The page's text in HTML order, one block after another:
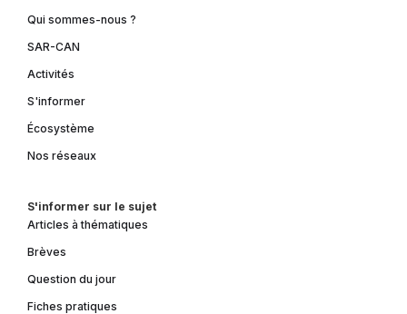
Qui sommes-nous ?
SAR-CAN
Activités
S'informer
Écosystème
Nos réseaux
S'informer sur le sujet
Articles à thématiques
Brèves
Question du jour
Fiches pratiques